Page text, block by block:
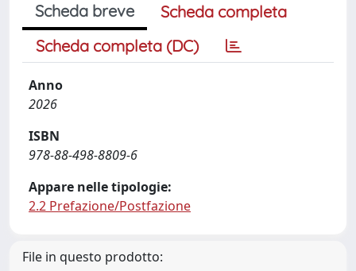
Scheda breve
Scheda completa
Scheda completa (DC)
Anno
2026
ISBN
978-88-498-8809-6
Appare nelle tipologie:
2.2 Prefazione/Postfazione
File in questo prodotto: